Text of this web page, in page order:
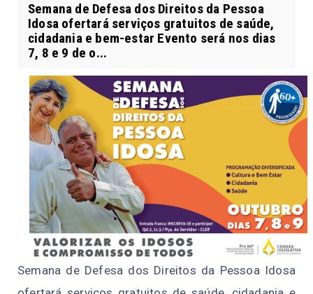
Semana de Defesa dos Direitos da Pessoa
Idosa ofertará serviços gratuitos de saúde,
cidadania e bem-estar Evento será nos dias
7, 8 e 9 de o...
Semana de Defesa dos Direitos da Pessoa Idosa